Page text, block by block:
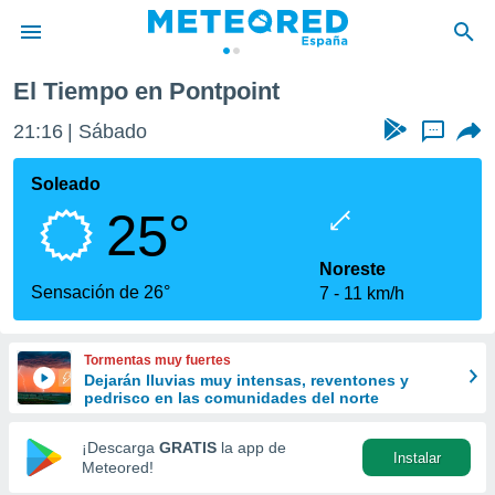
de
por
que se
calidad.
a este
las
y
forma
digital
basada
El Tiempo en Pontpoint
21:16 Sábado ...
Soleado
25°
Sensación de 26°
Noreste
7
11 km/h
Tormentas muy fuertes
Dejarán lluvias muy intensas, reventones y
pedrisco en las comunidades del norte
¡Descarga GRATIS la app de
Meteored!
Instalar